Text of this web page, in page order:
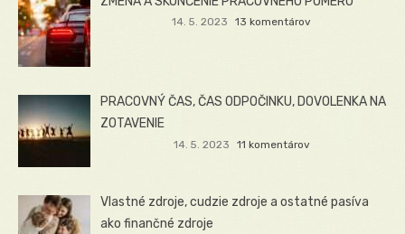
14. 5. 2023 13 komentárov
PRACOVNÝ ČAS, ČAS ODPOČINKU, DOVOLENKA NA
ZOTAVENIE
14. 5. 2023 11 komentárov
Vlastné zdroje, cudzie zdroje a ostatné pasíva
ako finančné zdroje